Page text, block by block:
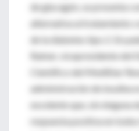
de glucagón, se presenta
alternativa al tratamiento
de la diabetes tipo 2. En
Ratner, vicepresidente del
Científico del MediStar
administración de insulina
excelente que, sin ninguna
respuesta positiva en